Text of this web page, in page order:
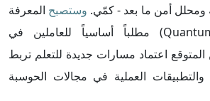
أمن ما بعد - كمّي. وستصبح المعرفة
الكمية (Quantum Literacy) مطلباً أساسياً للعاملين في
المتوقع اعتماد مسارات جديدة للتعلم تربط
والتطبيقات العملية في مجالات الحوسبة